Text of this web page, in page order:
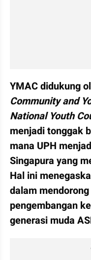
YMAC didukung
Community and
National Youth
menjadi tonggak
mana UPH
Singapura yang
Hal ini
dalam
pengembangan
generasi muda